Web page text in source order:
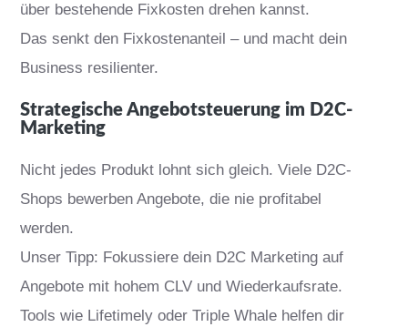
über bestehende Fixkosten drehen kannst.
Das senkt den Fixkostenanteil – und macht dein
Business resilienter.
Strategische Angebotsteuerung im D2C-
Marketing
Nicht jedes Produkt lohnt sich gleich. Viele D2C-
Shops bewerben Angebote, die nie profitabel
werden.
Unser Tipp: Fokussiere dein D2C Marketing auf
Angebote mit hohem CLV und Wiederkaufsrate.
Tools wie Lifetimely oder Triple Whale helfen dir